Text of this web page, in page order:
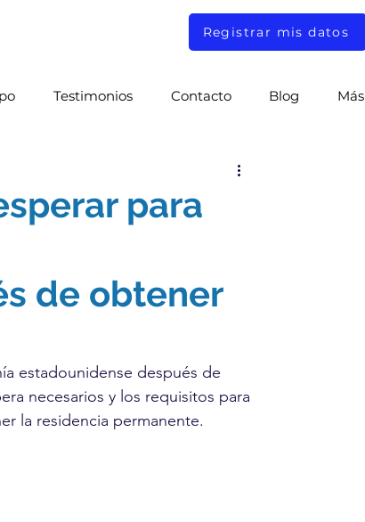
Registrar mis datos
Testimonios Contacto Blog Más
para
de obtener
estadounidense después de
necesarios y los requisitos para
la residencia permanente.